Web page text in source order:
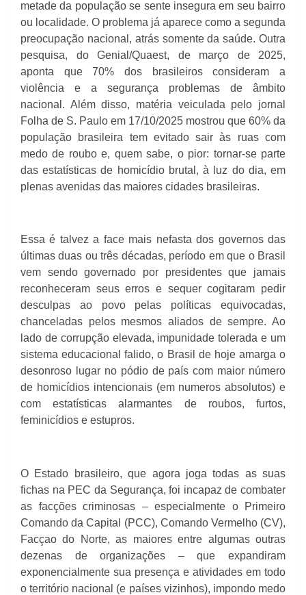
metade da população se sente insegura em seu bairro
ou localidade. O problema já aparece como a segunda
preocupação nacional, atrás somente da saúde. Outra
pesquisa, do Genial/Quaest, de março de 2025,
aponta que 70% dos brasileiros consideram a
violência e a segurança problemas de âmbito
nacional. Além disso, matéria veiculada pelo jornal
Folha de S. Paulo em 17/10/2025 mostrou que 60% da
população brasileira tem evitado sair às ruas com
medo de roubo e, quem sabe, o pior: tornar-se parte
das estatísticas de homicídio brutal, à luz do dia, em
plenas avenidas das maiores cidades brasileiras.
Essa é talvez a face mais nefasta dos governos das
últimas duas ou três décadas, período em que o Brasil
vem sendo governado por presidentes que jamais
reconheceram seus erros e sequer cogitaram pedir
desculpas ao povo pelas políticas equivocadas,
chanceladas pelos mesmos aliados de sempre. Ao
lado de corrupção elevada, impunidade tolerada e um
sistema educacional falido, o Brasil de hoje amarga o
desonroso lugar no pódio de país com maior número
de homicídios intencionais (em numeros absolutos) e
com estatísticas alarmantes de roubos, furtos,
feminicídios e estupros.
O Estado brasileiro, que agora joga todas as suas
fichas na PEC da Segurança, foi incapaz de combater
as facções criminosas – especialmente o Primeiro
Comando da Capital (PCC), Comando Vermelho (CV),
Facçao do Norte, as maiores entre algumas outras
dezenas de organizações – que expandiram
exponencialmente sua presença e atividades em todo
o território nacional (e países vizinhos), impondo medo